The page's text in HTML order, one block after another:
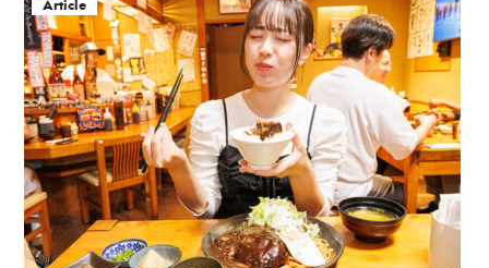
Article